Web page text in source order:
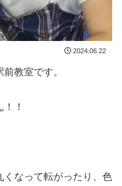
2024.06.22
教室です。
！
くなって転がったり、色